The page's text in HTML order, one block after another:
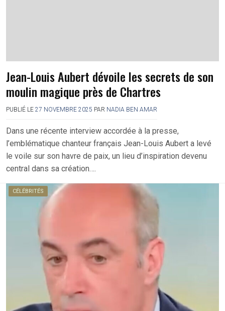
Jean-Louis Aubert dévoile les secrets de son
moulin magique près de Chartres
PUBLIÉ LE 27 NOVEMBRE 2025 PAR NADIA BEN AMAR
Dans une récente interview accordée à la presse,
l’emblématique chanteur français Jean-Louis Aubert a levé
le voile sur son havre de paix, un lieu d’inspiration devenu
central dans sa création….
CÉLÉBRITÉS